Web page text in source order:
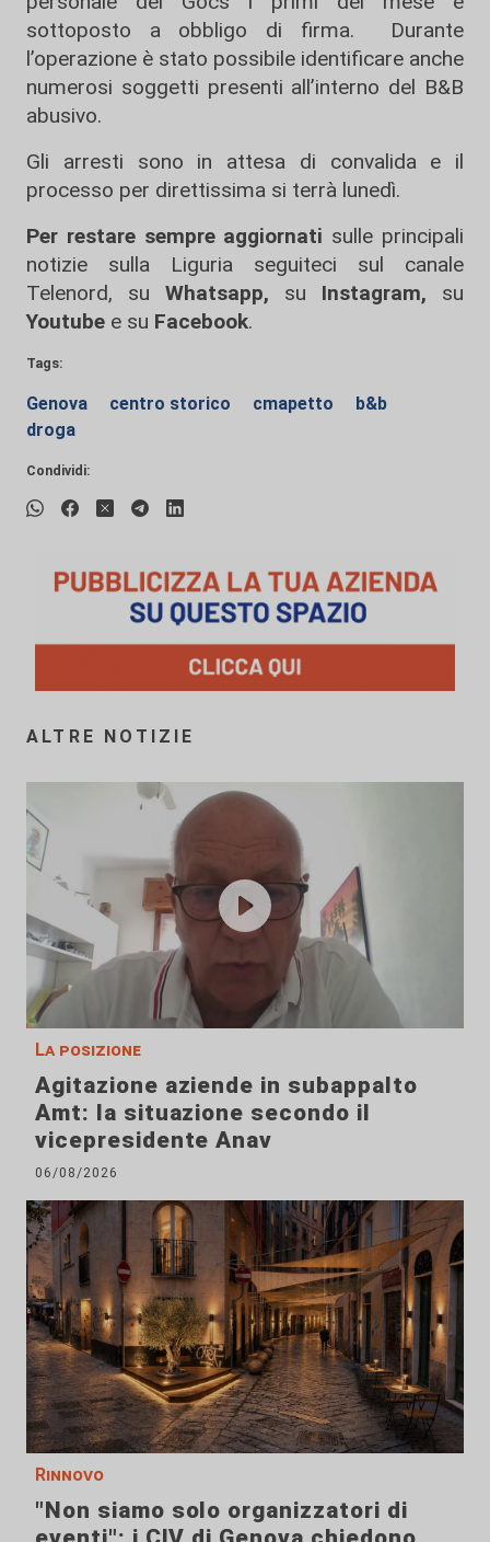
sottoposto a obbligo di firma. Durante
l’operazione è stato possibile identificare anche
numerosi soggetti presenti all’interno del B&B
abusivo.
Gli arresti sono in attesa di convalida e il
processo per direttissima si terrà lunedì.
Per restare sempre aggiornati sulle principali
notizie sulla Liguria seguiteci sul canale
Telenord, su
Whatsapp, su Instagram, su
Youtube e su Facebook.
Tags:
Genova centro storico cmapetto
b&b
droga
Condividi:
ALTRE NOTIZIE
La posizione
Agitazione aziende in subappalto
Amt: la situazione secondo il
vicepresidente Anav
06/08/2026
Rinnovo
"Non siamo solo organizzatori di